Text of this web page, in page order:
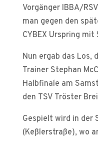
Vorgänger IBBA/
man gegen den
CYBEX Urspring mit
Nun ergab das Los,
Trainer Stephan
Halbfinale am
den TSV Tröster
Gespielt wird in der
(Keßlerstraße), wo